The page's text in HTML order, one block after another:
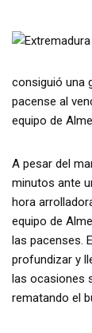
consiguió una
pacense al
equipo de
A pesar del
minutos ante
hora
equipo de
las pacenses.
profundizar y
las ocasiones
rematando el